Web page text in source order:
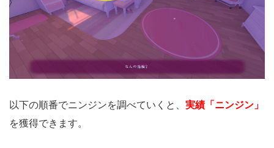
以下の順番でニンジンを調べていくと、 実績「ニンジン」
を獲得できます。